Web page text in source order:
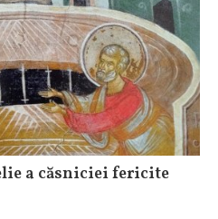
a căsniciei fericite